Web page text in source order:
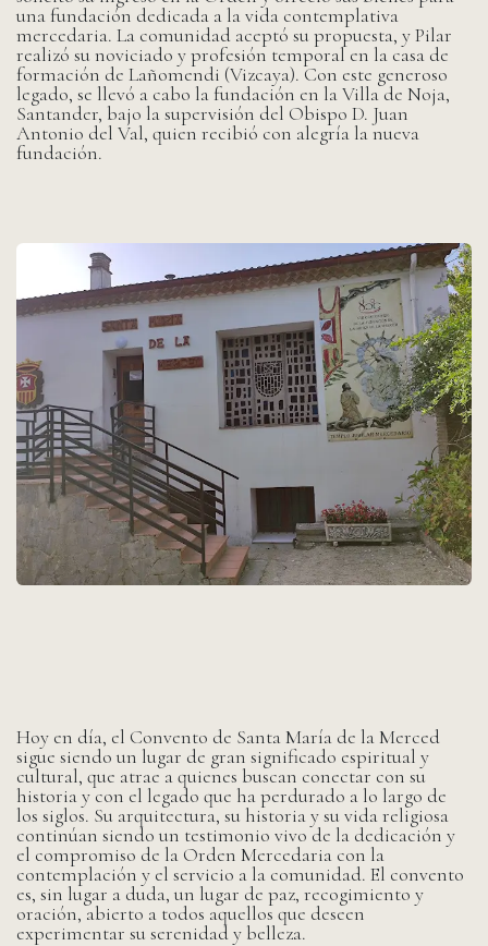
una fundación dedicada a la vida contemplativa
mercedaria. La comunidad aceptó su propuesta, y Pilar
realizó su noviciado y profesión temporal en la casa de
formación de Lañomendi (Vizcaya). Con este generoso
legado, se llevó a cabo la fundación en la Villa de Noja,
Santander, bajo la supervisión del Obispo D. Juan
Antonio del Val, quien recibió con alegría la nueva
fundación.
Hoy en día, el Convento de Santa María de la Merced
sigue siendo un lugar de gran significado espiritual y
cultural, que atrae a quienes buscan conectar con su
historia y con el legado que ha perdurado a lo largo de
los siglos. Su arquitectura, su historia y su vida religiosa
continúan siendo un testimonio vivo de la dedicación y
el compromiso de la Orden Mercedaria con la
contemplación y el servicio a la comunidad. El convento
es, sin lugar a duda, un lugar de paz, recogimiento y
oración, abierto a todos aquellos que deseen
experimentar su serenidad y belleza.